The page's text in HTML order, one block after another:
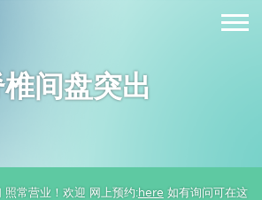
间盘突出
照常营业！欢迎 网上预约:here 如有询问可在这